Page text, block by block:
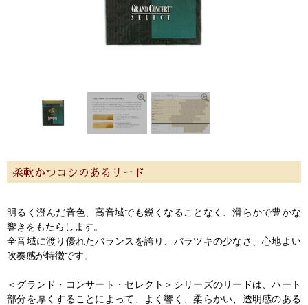
柔軟かつコシのあるリード
明るく澄んだ音色、高音域でも鋭くなることなく、滑らかで豊かな
響きをもたらします。
全音域に渡り優れたバランスを誇り、バラツキの少なさ、心地よい
吹奏感が特徴です。
＜グランド・コンサート・セレクト＞シリーズのリードは、ハート
部分を厚くすることによって、よく響く、柔らかい、透明感のある